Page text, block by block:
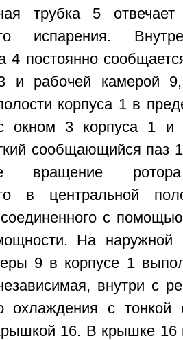
трубка 5
испарения.
4 постоянно
и рабочей камерой 9,
корпуса 1 в
окном 3 корпуса 1 и
сообщающийся паз
вращение
в центральной
с
На наружной
9 в корпусе 1
внутри с
охлаждения с тонкой
16. В крышке 16